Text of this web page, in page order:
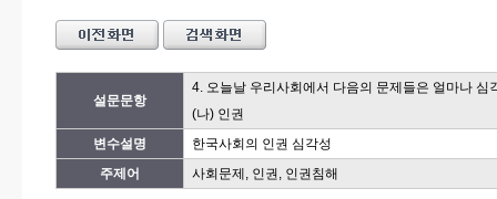
설문문항
4. 오늘날 우리사회에서 다음의 문제들은 얼마나 심
(나) 인권
변수설명
한국사회의 인권 심각성
주제어
사회문제, 인권, 인권침해